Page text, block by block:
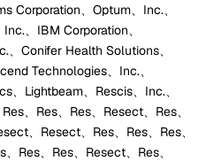
Corporation、Optum、Inc.、
、IBM Corporation、
Conifer Health Solutions、
Technologies、Inc.、
、Lightbeam、Rescis、Inc.、
、Res、Res、Resect、Res、
、Resect、Res、Res、Res、
Res、Res、Resect、Res、